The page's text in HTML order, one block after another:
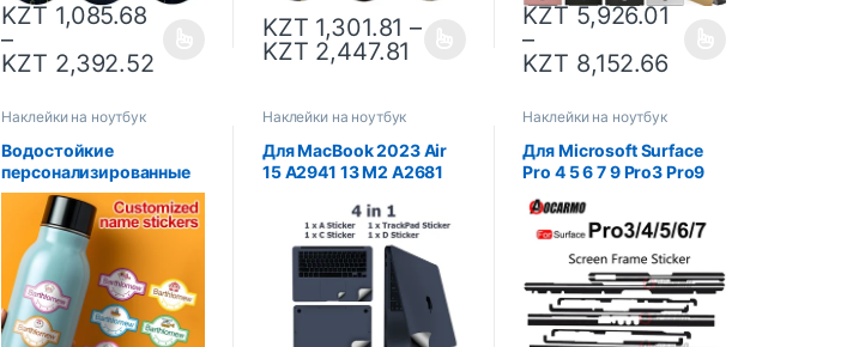
KZT 1,085.68
–
KZT 2,392.52
KZT 1,301.81 –
KZT 2,447.81
KZT5,926.01
–
KZT 8,152.66
Наклейки на ноутбук
Водостойкие
персонализированные
именные этикетки для
детей, наклейки для
записей молочных
продуктов, коробка для
хранения игрушек,
принадлежности для
этикеток, чашка для
Наклейки на ноутбук
Для MacBook 2023 Air
15 A2941 13 M2 A2681
защитная пленка для
рук защитная крышка
для отдыха + трекпад/
корпус Защитная кожа
Наклейки на ноутбук
Для Microsoft Surface
Pro 4 5 6 7 9 Pro3 Pro9
Book3 клейкая рамка
для ЖК-дисплея
клейкая лента наклейка